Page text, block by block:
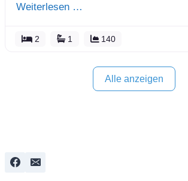
Weiterlesen …
2 1 140
Alle anzeigen